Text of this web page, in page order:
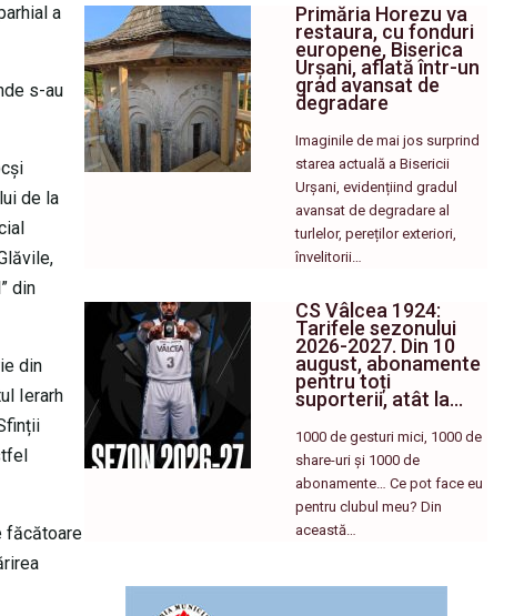
a
s-au
de la
din
din
Ierarh
făcătoare
Primăria Horezu va
restaura, cu fonduri
europene, Biserica
Urșani, aflată într-un
grad avansat de
degradare
Imaginile de mai jos surprind
starea actuală a Bisericii
Urșani, evidențiind gradul
avansat de degradare al
turlelor, pereților exteriori,
învelitorii…
CS Vâlcea 1924:
Tarifele sezonului
2026-2027. Din 10
august, abonamente
pentru toți
suporterii, atât la…
1000 de gesturi mici, 1000 de
share-uri și 1000 de
abonamente… Ce pot face eu
pentru clubul meu? Din
această…